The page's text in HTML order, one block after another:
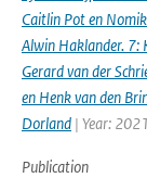
Caitlin Pot en
Alwin Haklander. 7:
Gerard van der
en Henk van den
Dorland | Year:
Publication